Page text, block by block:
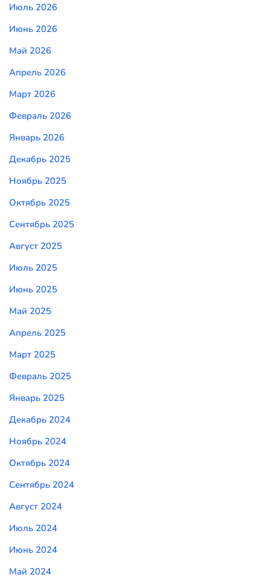
Июль 2026
Июнь 2026
Май 2026
Апрель 2026
Март 2026
Февраль 2026
Январь 2026
Декабрь 2025
Ноябрь 2025
Октябрь 2025
Сентябрь 2025
Август 2025
Июль 2025
Июнь 2025
Май 2025
Апрель 2025
Март 2025
Февраль 2025
Январь 2025
Декабрь 2024
Ноябрь 2024
Октябрь 2024
Сентябрь 2024
Август 2024
Июль 2024
Июнь 2024
Май 2024